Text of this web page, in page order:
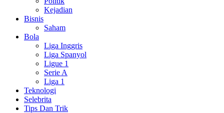
Kejadian
Bisnis
Saham
Bola
Liga Inggris
Liga Spanyol
Ligue 1
Serie A
Liga 1
Teknologi
Selebrita
Tips Dan Trik